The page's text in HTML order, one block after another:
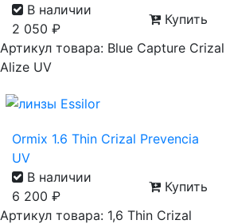
В наличии
2 050 ₽
Купить
Артикул товара: Blue Capture Crizal
Alize UV
Ormix 1.6 Thin Crizal Prevencia
UV
В наличии
6 200 ₽
Купить
Артикул товара: 1,6 Thin Crizal